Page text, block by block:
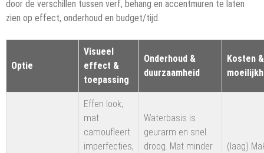
door de verschillen tussen verf, behang en accentmuren te laten
zien op effect, onderhoud en budget/tijd.
Optie
Visueel
effect &
toepassing
Onderhoud &
duurzaamheid
Kosten &
Effen look;
mat
camoufleert
imperfecties,
Waterbasis is
geurarm en snel
droog. Mat minder
(laag)